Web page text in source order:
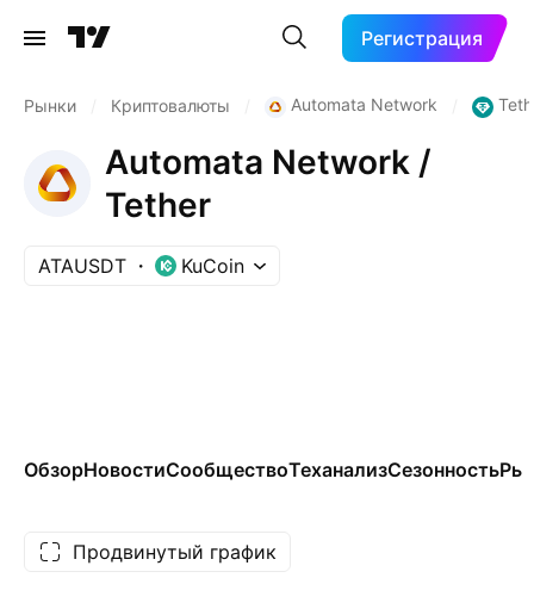
Регистрация
Рынки Криптовалюты Automata Network
Automata Network /
Tether
ATAUSDT KuCoin
ОбзорНовостиСообществоТеханализСезонность
Продвинутый график